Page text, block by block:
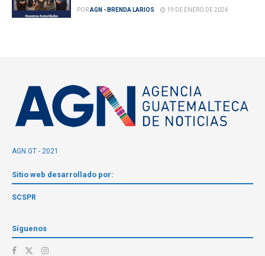
PORAGN - BRENDA LARIOS 19 DE ENERO DE 2024
AGN.GT - 2021
Sitio web desarrollado por:
SCSPR
Síguenos